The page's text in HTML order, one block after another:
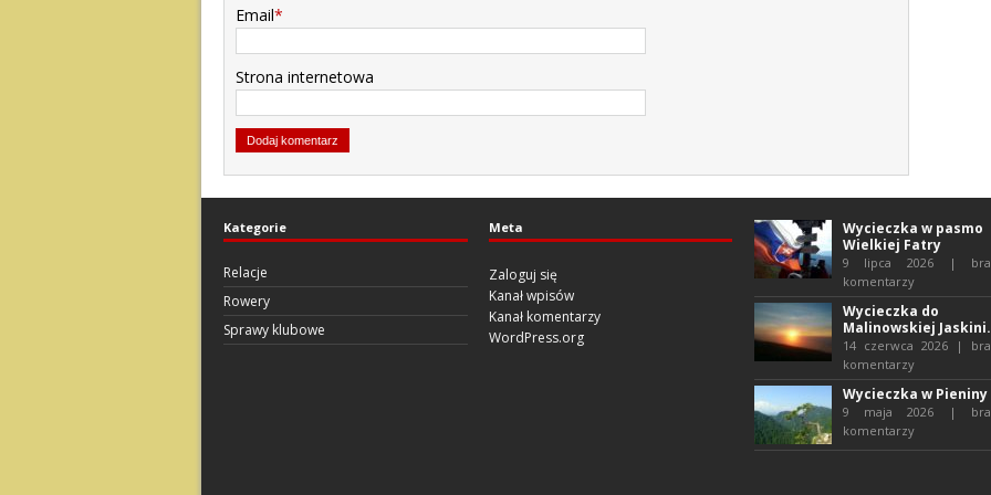
Email*
Strona internetowa
Kategorie
Relacje
Rowery
Sprawy klubowe
Meta
Zaloguj się
Kanał wpisów
Kanał komentarzy
WordPress.org
Wycieczka w pasmo
Wielkiej Fatry
9 lipca 2026 |
komentarzy
Wycieczka do
Malinowskiej Jaskini.
14 czerwca 2026 |
komentarzy
Wycieczka w Pieniny
9 maja 2026 |
komentarzy